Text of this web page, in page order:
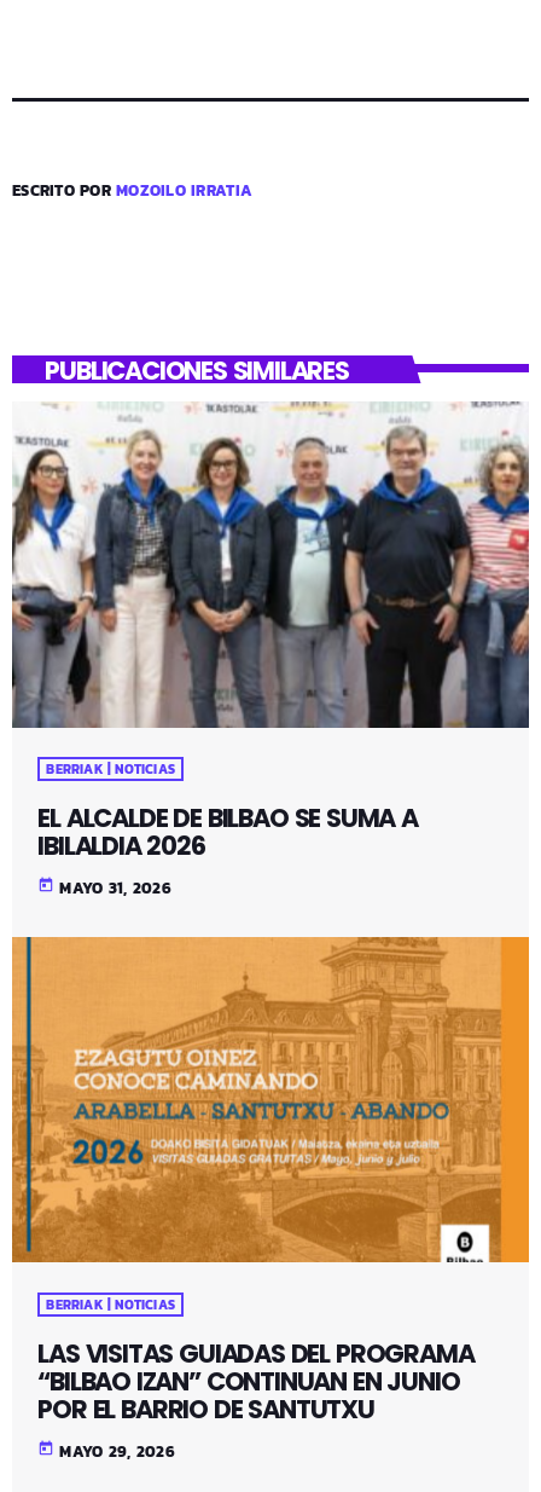
ESCRITO PORMOZOILO IRRATIA
PUBLICACIONES SIMILARES
BERRIAK | NOTICIAS
EL ALCALDE DE BILBAO SE SUMA A
IBILALDIA 2026
today MAYO 31, 2026
BERRIAK | NOTICIAS
LAS VISITAS GUIADAS DEL PROGRAMA
“BILBAO IZAN” CONTINUAN EN JUNIO
POR EL BARRIO DE SANTUTXU
today MAYO 29, 2026